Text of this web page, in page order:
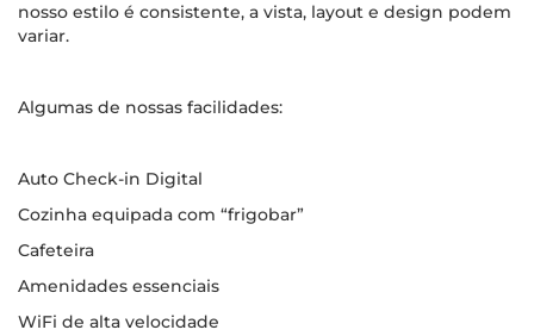
nosso estilo é consistente, a vista, layout e design podem
variar.
Algumas de nossas facilidades:
Auto Check-in Digital
Cozinha equipada com “frigobar”
Cafeteira
Amenidades essenciais
WiFi de alta velocidade